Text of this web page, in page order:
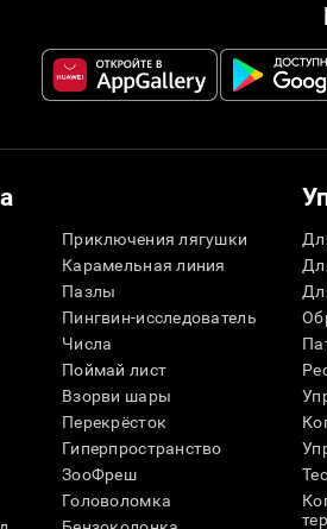
Приключения лягушки
Карамельная линия
Пазлы
Пингвин-исследователь
Числа
Поймай лист
Взорви шары
Перекрёсток
Гиперпространство
ЗооФреш
Головоломка